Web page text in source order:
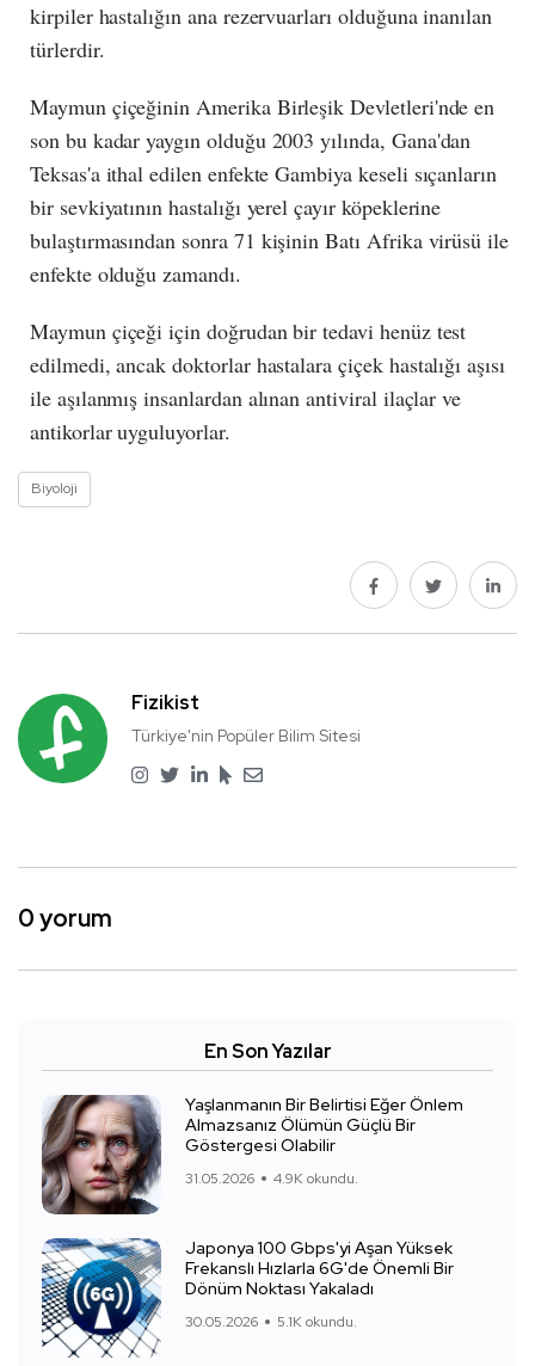
kirpiler hastalığın ana rezervuarları olduğuna inanılan
türlerdir.
Maymun çiçeğinin Amerika Birleşik Devletleri'nde en
son bu kadar yaygın olduğu 2003 yılında, Gana'dan
Teksas'a ithal edilen enfekte Gambiya keseli sıçanların
bir sevkiyatının hastalığı yerel çayır köpeklerine
bulaştırmasından sonra 71 kişinin Batı Afrika virüsü ile
enfekte olduğu zamandı.
Maymun çiçeği için doğrudan bir tedavi henüz test
edilmedi, ancak doktorlar hastalara çiçek hastalığı aşısı
ile aşılanmış insanlardan alınan antiviral ilaçlar ve
antikorlar uyguluyorlar.
Biyoloji
Fizikist
Türkiye'nin Popüler Bilim Sitesi
0 yorum
En Son Yazılar
Yaşlanmanın Bir Belirtisi Eğer Önlem
Almazsanız Ölümün Güçlü Bir
Göstergesi Olabilir
31.05.2026 4.9K okundu.
Japonya 100 Gbps'yi Aşan Yüksek
Frekanslı Hızlarla 6G'de Önemli Bir
Dönüm Noktası Yakaladı
30.05.2026 5.1K okundu.